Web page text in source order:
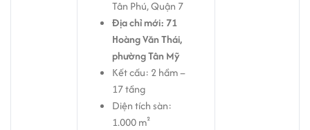
Tân Phú, Quận 7
Địa chỉ mới: 71
Hoàng Văn Thái,
phường Tân Mỹ
Kết cấu: 2 hầm –
17 tầng
Diện tích sàn:
1.000 m²